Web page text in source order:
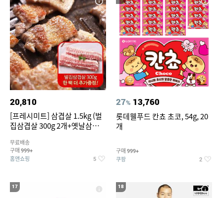
20,810
[프레시미트] 삼겹살 1.5kg (벌
집삼겹살 300g 2개+옛날삼겹살
팩 추가증정)
무료배송
구매 999+
홈앤쇼핑 5
27% 13,760
롯데웰푸드 칸쵸 초코, 54g, 20
개
구매 999+
쿠팡 2
17 18